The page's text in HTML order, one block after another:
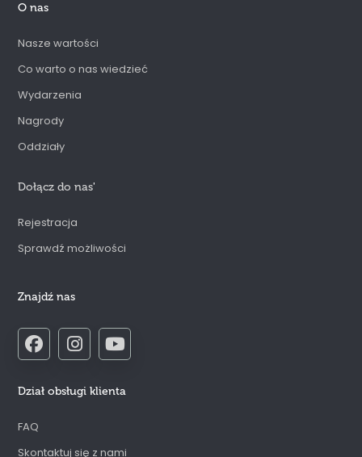
O nas
Nasze wartości
Co warto o nas wiedzieć
Wydarzenia
Nagrody
Oddziały
Dołącz do nas'
Rejestracja
Sprawdź możliwości
Znajdź nas
Dział obsługi klienta
FAQ
Skontaktuj się z nami